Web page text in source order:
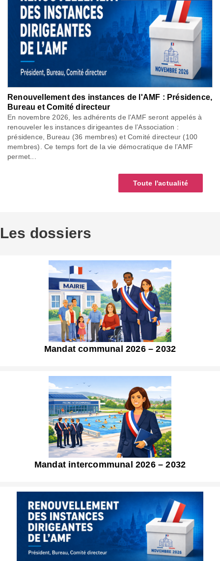
Renouvellement des instances de l'AMF : Présidence,
Bureau et Comité directeur
En novembre 2026, les adhérents de l'AMF seront appelés à
renouveler les instances dirigeantes de l’Association :
présidence, Bureau (36 membres) et Comité directeur (100
membres). Ce temps fort de la vie démocratique de l’AMF
permet...
Toute l'actualité
Les dossiers
Mandat communal 2026 – 2032
Mandat intercommunal 2026 – 2032